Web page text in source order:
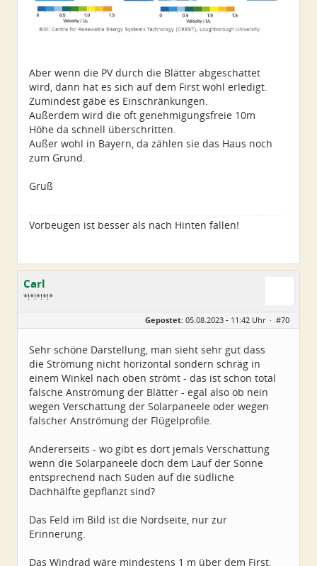
Aber wenn die PV durch die Blätter abgeschattet
wird, dann hat es sich auf dem First wohl erledigt.
Zumindest gäbe es Einschränkungen.
Außerdem wird die oft genehmigungsfreie 10m
Höhe da schnell überschritten.
Außer wohl in Bayern, da zählen sie das Haus noch
zum Grund.
Gruß
Vorbeugen ist besser als nach Hinten fallen!
Carl
*!*!*!*!*
Beiträge:
5224
Gepostet: 05.08.2023 - 11:42 Uhr · #70
Sehr schöne Darstellung, man sieht sehr gut dass
die Strömung nicht horizontal sondern schräg in
einem Winkel nach oben strömt - das ist schon total
falsche Anströmung der Blätter - egal also ob nein
wegen Verschattung der Solarpaneele oder wegen
falscher Anströmung der Flügelprofile.
Andererseits - wo gibt es dort jemals Verschattung
wenn die Solarpaneele doch dem Lauf der Sonne
entsprechend nach Süden auf die südliche
Dachhälfte gepflanzt sind?
Das Feld im Bild ist die Nordseite, nur zur
Erinnerung.
Das Windrad wäre mindestens 1 m über dem First,